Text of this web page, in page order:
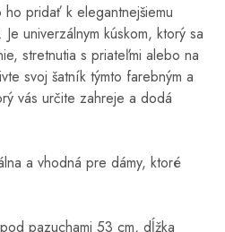
pridať k elegantnejšiemu
univerzálnym kúskom, ktorý sa
stretnutia s priateľmi alebo na
svoj šatník týmto farebným a
vás určite zahreje a dodá
a vhodná pre dámy, ktoré
pazuchami 53 cm, dĺžka